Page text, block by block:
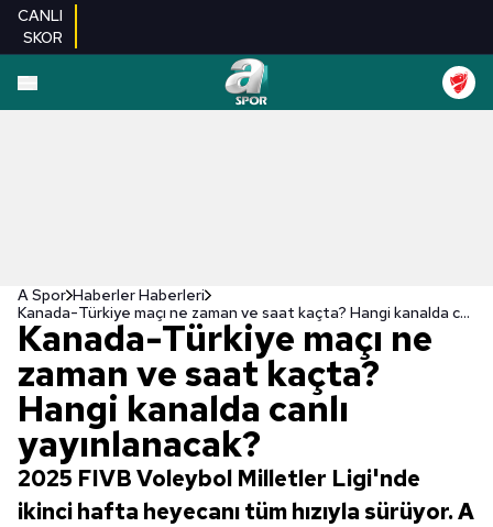
CANLI
SKOR
A Spor Haberler Haberleri
Kanada-Türkiye maçı ne zaman ve saat kaçta? Hangi kanalda canlı yayınlanacak?
Kanada-Türkiye maçı ne
zaman ve saat kaçta?
Hangi kanalda canlı
yayınlanacak?
2025 FIVB Voleybol Milletler Ligi'nde
ikinci hafta heyecanı tüm hızıyla sürüyor. A